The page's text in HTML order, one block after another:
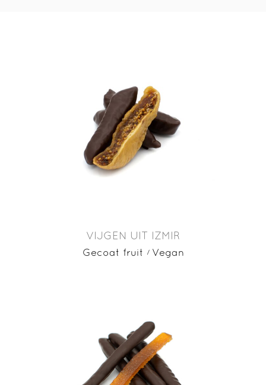
VIJGEN UIT IZMIR
Gecoat fruit Vegan